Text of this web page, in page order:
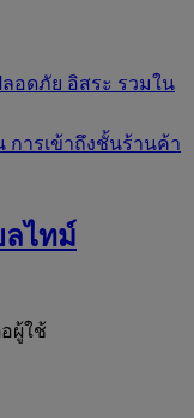
อดภัย อิสระ รวมใน
การเข้าถึงชั้นร้านค้า
ลไทม์
ผู้ใช้